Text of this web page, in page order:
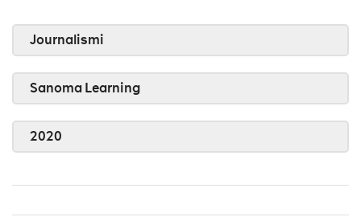
Journalismi
Sanoma Learning
2020